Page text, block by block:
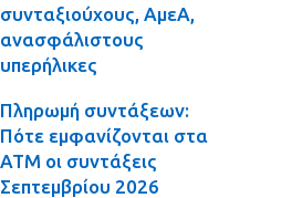
συνταξιούχους, ΑμεΑ,
ανασφάλιστους
υπερήλικες
Πληρωμή συντάξεων:
Πότε εμφανίζονται στα
ΑΤΜ οι συντάξεις
Σεπτεμβρίου 2026